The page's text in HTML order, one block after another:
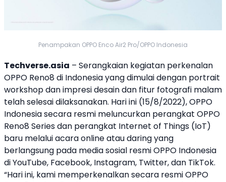
Penampakan OPPO Enco Air2 Pro/OPPO Indonesia
Techverse.asia – Serangkaian kegiatan perkenalan
OPPO Reno8 di Indonesia yang dimulai dengan portrait
workshop dan impresi desain dan fitur fotografi malam
telah selesai dilaksanakan. Hari ini (15/8/2022),OPPO
Indonesia secara resmi meluncurkan perangkat OPPO
Reno8 Series dan perangkat Internet of Things (IoT)
baru melalui acara online atau daring yang
berlangsung pada media sosial resmiOPPO Indonesia
di YouTube, Facebook, Instagram, Twitter, dan TikTok.
“Hari ini, kami memperkenalkan secara resmiOPPO